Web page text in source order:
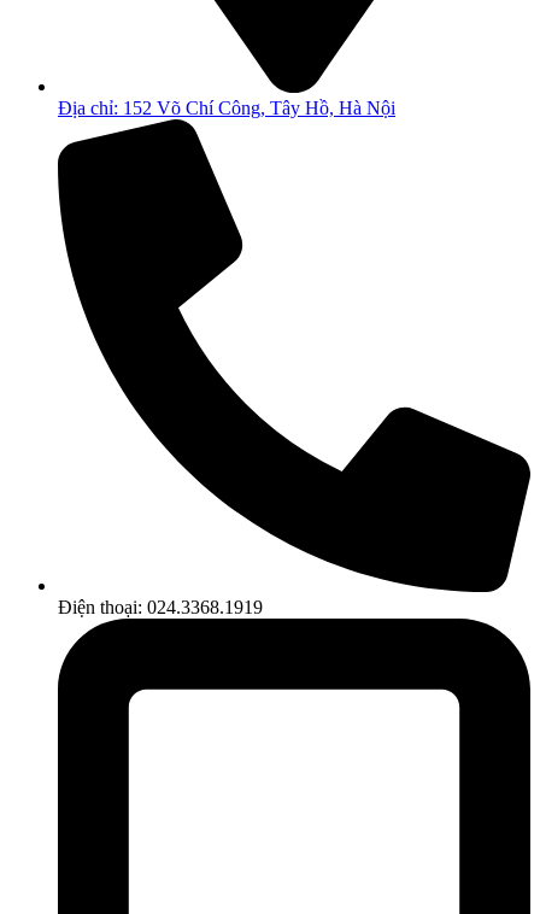
Địa chỉ: 152 Võ Chí Công, Tây Hồ, Hà Nội
Điện thoại: 024.3368.1919